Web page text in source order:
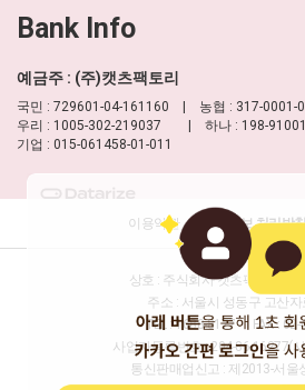
Bank Info
예금주 : (주)캣츠팩토리
국민 : 729601-04-161160 | 농협 : 317-0001-
우리 : 1005-302-219037 | 하나 : 198-
기업 : 015-061458-01-011
이용약관 개인정보 처리방
상호 : 주식회사 캣츠팩토리
주소 : 서울시 성동구 고산
TEL : 1688-8177
FAX :
사업자등록번호 : 204-86-16277(
통신판매업신고 : 제2013-서울